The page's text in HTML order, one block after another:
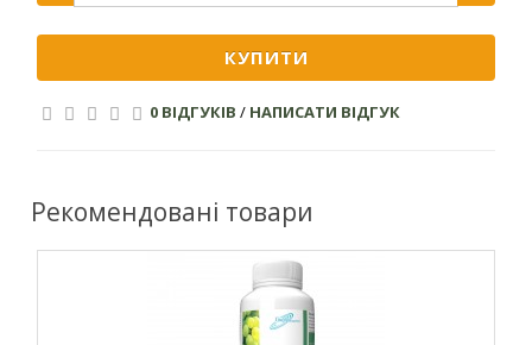
Упаковка Поліетиленовий пакет
Зберігання
30 місто.
КУПИТИ
0 ВІДГУКІВ / НАПИСАТИ ВІДГУК
Рекомендовані товари